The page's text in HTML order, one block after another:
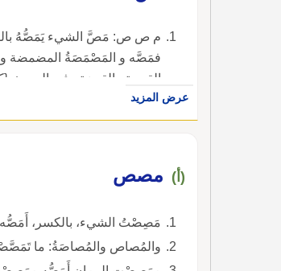
م ص ص: مَصَّ الشيء يَمَصُّهُ
فمَصَّه و المَصْمَصَةُ المضمضة
القبصة والقبضة وفي الحديث
والعامة تضُمُّه و مَصِيصَةُعرض المزيد
(أ) مصص
مَصِصْتُ الشيء، بالكسر،
والمُصاص والمُصاصَةُ: ما تَمَصَّصْت منه.